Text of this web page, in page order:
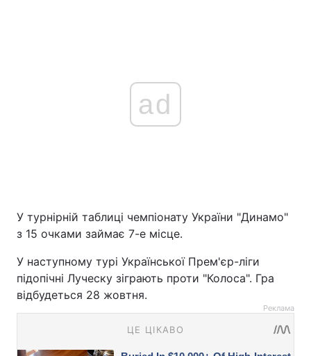
ad
У турнірній таблиці чемпіонату України "Динамо"
з 15 очками займає 7-е місце.
У наступному турі Української Прем'єр-ліги
підопічні Луческу зіграють проти "Колоса". Гра
відбудеться 28 жовтня.
Реклама